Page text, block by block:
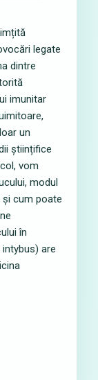
legate
dintre
imunitar
un
științifice
vom
modul
și cum poate
în
are